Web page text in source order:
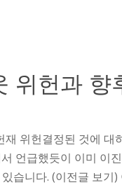
위헌과 향
위헌결정된 것에 대
언급했듯이 이미 이
습니다. (이전글 보기)